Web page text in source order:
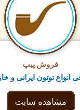
فروش پیپ
توتون ایرانی و خارجی
مشاهده سایت